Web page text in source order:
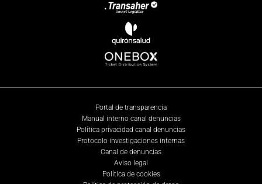
Portal de transparencia
Manual interno canal denuncias
Política privacidad canal denuncias
Protocolo investigaciones internas
Canal de denuncias
Aviso legal
Política de cookies